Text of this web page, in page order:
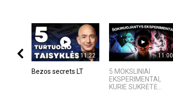
11:22
Bezos secrets LT
11:00
5 MOKSLINIAI
EKSPERIMENTAI,
KURIE SUKRĖTĖ...